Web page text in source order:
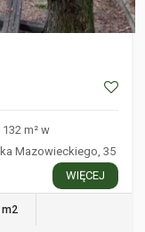
m² w
Mazowieckiego, 35
WIĘCEJ
m2